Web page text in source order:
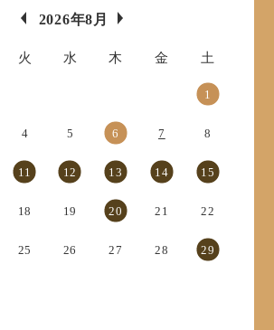
«
2026年8月
火 水 木 金 土
1
4 5 6 7 8
11 12 13 14 15
18 19 20 21 22
25 26 27 28 29